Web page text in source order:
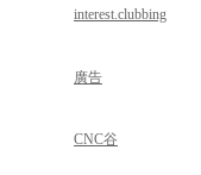
interest.clubbing
廣告
CNC谷